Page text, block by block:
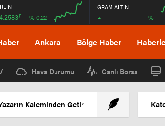
£ % 0.22
GRAM ALTIN
%
Ankara Bölge Haber
Hava Durumu Canlı Borsa
Kaleminden Getir